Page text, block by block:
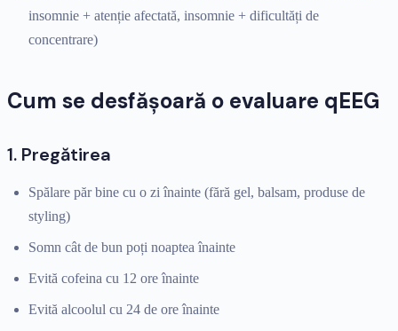
insomnie + atenție afectată, insomnie + dificultăți de
concentrare)
Cum se desfășoară o evaluare qEEG
1. Pregătirea
Spălare păr bine cu o zi înainte (fără gel, balsam, produse de
styling)
Somn cât de bun poți noaptea înainte
Evită cofeina cu 12 ore înainte
Evită alcoolul cu 24 de ore înainte